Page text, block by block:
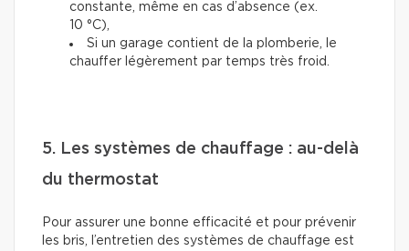
constante, même en cas d’absence (ex.
10 °C),
Si un garage contient de la plomberie, le
chauffer légèrement par temps très froid.
5. Les systèmes de chauffage : au-delà
du thermostat
Pour assurer une bonne efficacité et pour prévenir
les bris, l’entretien des systèmes de chauffage est